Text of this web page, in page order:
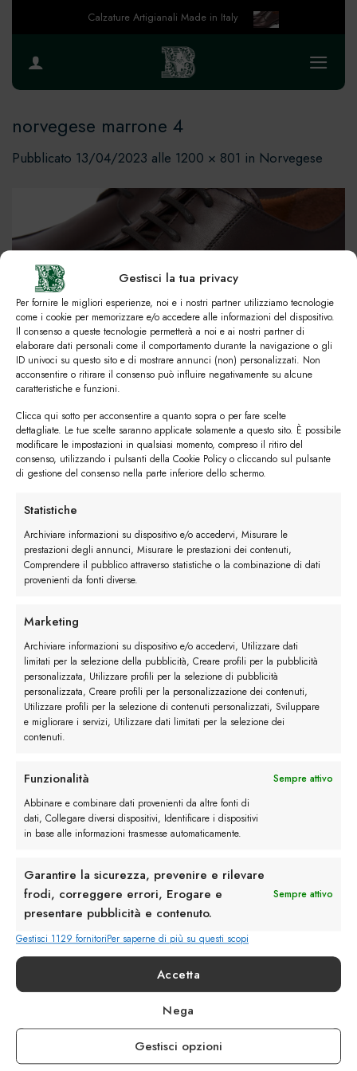
Gestisci la tua privacy
Per fornire le migliori esperienze, noi e i nostri partner utilizziamo tecnologie
come i cookie per memorizzare e/o accedere alle informazioni del dispositivo.
Il consenso a queste tecnologie permetterà a noi e ai nostri partner di
elaborare dati personali come il comportamento durante la navigazione o gli
ID univoci su questo sito e di mostrare annunci (non) personalizzati. Non
acconsentire o ritirare il consenso può influire negativamente su alcune
caratteristiche e funzioni.
Clicca qui sotto per acconsentire a quanto sopra o per fare scelte
dettagliate. Le tue scelte saranno applicate solamente a questo sito. È possibile
modificare le impostazioni in qualsiasi momento, compreso il ritiro del
consenso, utilizzando i pulsanti della Cookie Policy o cliccando sul pulsante
di gestione del consenso nella parte inferiore dello schermo.
Statistiche
Archiviare informazioni su dispositivo e/o accedervi, Misurare le
prestazioni degli annunci, Misurare le prestazioni dei contenuti,
Comprendere il pubblico attraverso statistiche o la combinazione di dati
provenienti da fonti diverse.
Marketing
Archiviare informazioni su dispositivo e/o accedervi, Utilizzare dati
limitati per la selezione della pubblicità, Creare profili per la pubblicità
personalizzata, Utilizzare profili per la selezione di pubblicità
personalizzata, Creare profili per la personalizzazione dei contenuti,
Utilizzare profili per la selezione di contenuti personalizzati, Sviluppare
e migliorare i servizi, Utilizzare dati limitati per la selezione dei
contenuti.
Funzionalità
Sempre attivo
Abbinare e combinare dati provenienti da altre fonti di
dati, Collegare diversi dispositivi, Identificare i dispositivi
in base alle informazioni trasmesse automaticamente.
Garantire la sicurezza, prevenire e rilevare
frodi, correggere errori, Erogare e
presentare pubblicità e contenuto.
Sempre attivo
Gestisci 1129 fornitoriPer saperne di più su questi scopi
Accetta
Nega
Gestisci opzioni
Calzature Artigianali Made in Italy
norvegese marrone 4
Pubblicato 13/04/2023 alle 1200 × 801 in Norvegese
#image_title
#image_title
←Precedente
Successivo→
Lascia un commento
Devi essereconnessoper inviare un commento.
Rimani in contatto con noi
Servizio Clienti
info@calzaturebelfiore.com
+39 02 468042
Via Belfiore 9
Termini e Condizioni